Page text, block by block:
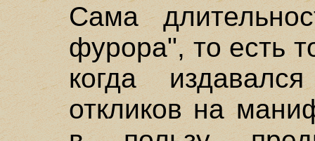
Сама
фурора", то есть
когда
откликов на